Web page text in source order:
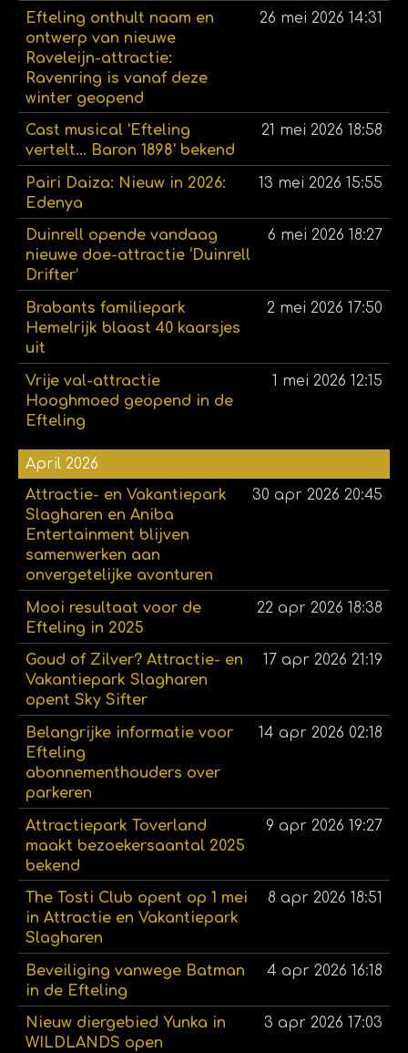
Efteling onthult naam en
ontwerp van nieuwe
Raveleijn-attractie:
Ravenring is vanaf deze
winter geopend
26 mei 2026 14:31
Cast musical 'Efteling
vertelt... Baron 1898' bekend
21 mei 2026 18:58
Pairi Daiza: Nieuw in 2026:
Edenya
13 mei 2026 15:55
Duinrell opende vandaag
nieuwe doe-attractie ‘Duinrell
Drifter’
6 mei 2026 18:27
Brabants familiepark
Hemelrijk blaast 40 kaarsjes
uit
2 mei 2026 17:50
Vrije val-attractie
Hooghmoed geopend in de
Efteling
1 mei 2026 12:15
April 2026
Attractie- en Vakantiepark
Slagharen en Aniba
Entertainment blijven
samenwerken aan
onvergetelijke avonturen
30 apr 2026 20:45
Mooi resultaat voor de
Efteling in 2025
22 apr 2026 18:38
Goud of Zilver? Attractie- en
Vakantiepark Slagharen
opent Sky Sifter
17 apr 2026 21:19
Belangrijke informatie voor
Efteling
abonnementhouders over
parkeren
14 apr 2026 02:18
Attractiepark Toverland
maakt bezoekersaantal 2025
bekend
9 apr 2026 19:27
The Tosti Club opent op 1 mei
in Attractie en Vakantiepark
Slagharen
8 apr 2026 18:51
Beveiliging vanwege Batman
in de Efteling
4 apr 2026 16:18
Nieuw diergebied Yunka in
WILDLANDS open
3 apr 2026 17:03